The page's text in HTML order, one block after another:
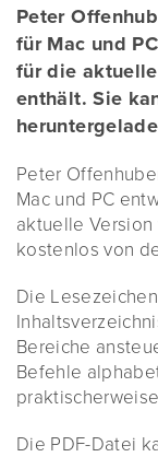
Peter
für Mac und
für die
enthält. Sie
Peter
Mac und PC
aktuelle Version
kostenlos von
Die
Bereiche
Befehle
Die PDF-Datei